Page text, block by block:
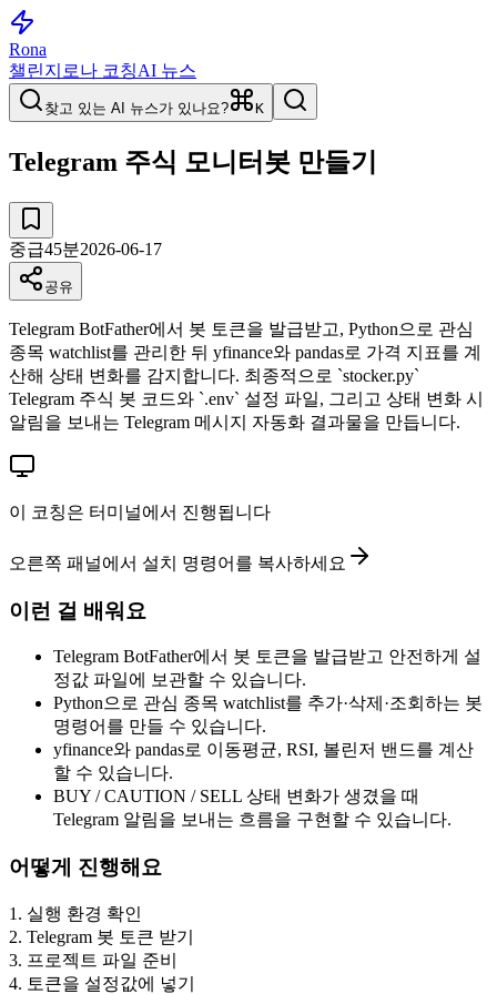
Rona
챌린지 로나 코칭AI 뉴스
찾고 있는 AI 뉴스가 있나요? K
Telegram 주식 모니터봇 만들기
중급45분2026-06-17
공유
Telegram BotFather에서 봇 토큰을 발급받고, Python으로 관심
종목 watchlist를 관리한 뒤 yfinance와 pandas로 가격 지표를 계
산해 상태 변화를 감지합니다. 최종적으로 `stocker.py`
Telegram 주식 봇 코드와 `.env` 설정 파일, 그리고 상태 변화 시
알림을 보내는 Telegram 메시지 자동화 결과물을 만듭니다.
이 코칭은 터미널에서 진행됩니다
오른쪽 패널에서 설치 명령어를 복사하세요
이런 걸 배워요
Telegram BotFather에서 봇 토큰을 발급받고 안전하게 설
정값 파일에 보관할 수 있습니다.
Python으로 관심 종목 watchlist를 추가·삭제·조회하는 봇
명령어를 만들 수 있습니다.
yfinance와 pandas로 이동평균, RSI, 볼린저 밴드를 계산
할 수 있습니다.
BUY / CAUTION / SELL 상태 변화가 생겼을 때
Telegram 알림을 보내는 흐름을 구현할 수 있습니다.
어떻게 진행해요
1 . 실행 환경 확인
2. Telegram 봇 토큰 받기
3. 프로젝트 파일 준비
4. 토큰을 설정값에 넣기